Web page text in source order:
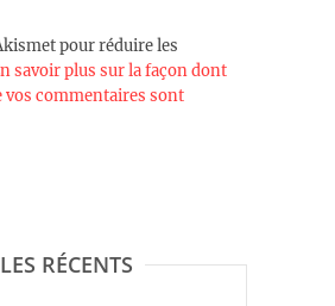
pour réduire les
savoir plus sur la façon dont
vos commentaires sont
RÉCENTS